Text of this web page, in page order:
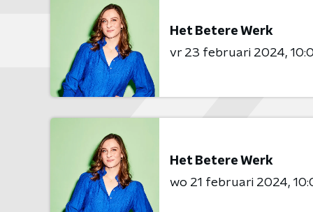
Het Betere Werk
vr 23 februari 2024
Het Betere Werk
wo 21 februari 2024